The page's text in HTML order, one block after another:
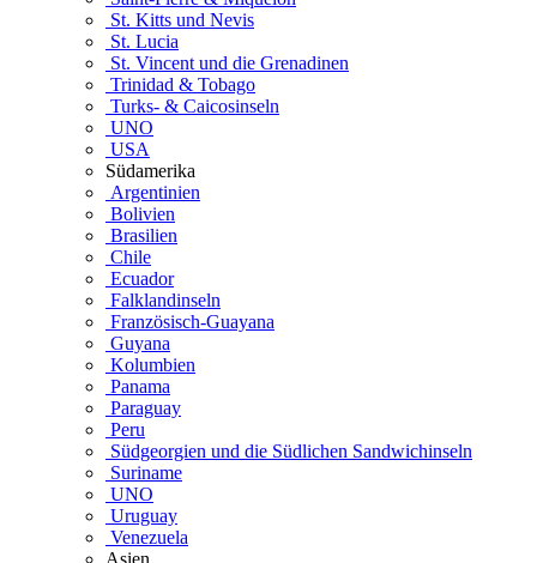
St. Kitts und Nevis
St. Lucia
St. Vincent und die Grenadinen
Trinidad & Tobago
Turks- & Caicosinseln
UNO
USA
Südamerika
Argentinien
Bolivien
Brasilien
Chile
Ecuador
Falklandinseln
Französisch-Guayana
Guyana
Kolumbien
Panama
Paraguay
Peru
Südgeorgien und die Südlichen Sandwichinseln
Suriname
UNO
Uruguay
Venezuela
Asien